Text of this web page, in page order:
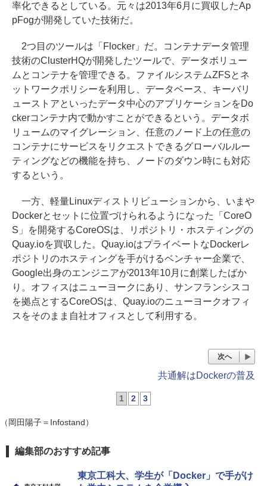
率化できるとしている。元々は2013年6月に買収したAp
pFogが開発していた技術だ。
2つ目のツールは「Flocker」だ。コンテナデータ管理
技術のClusterHQが開発したツールで、データボリュー
ムとコンテナを管理できる。ファイルシステムZFSとネ
ットワークポリシーを利用し、データベース、キーバリ
ューストアといったデータ中心のアプリケーションをDo
ckerコンテナ内で動かすことができるという。データボ
リュームのマイグレーション、任意のノード上の任意の
コンテナにサービスをリクエストできるグローバルルー
ティングなどの機能を持ち、ノードのダウン時にも対応
するという。
一方、軽量Linuxディストリビューションから、いまや
Dockerとセットに位置づけられるようになった「CoreO
S」を開発するCoreOSは、リポジトリ・ホスティングの
Quay.ioを買収した。Quay.ioはプライベートなDockerレ
ポジトリのホスティングを手がけるベンチャー企業で、
Google出身のエンジニアが2013年10月に創業したばか
り。オフィスはニューヨークにあり、サンフランシスコ
を拠点とするCoreOSは、Quay.ioのニューヨークオフィ
スをそのまま自社オフィスとして利用する。
次へ
共通解はDockerの普及
1 2 3
（岡田陽子＝Infostand）
編集部のおすすめ記事
東京工科大、学生が「Docker」で手がけ